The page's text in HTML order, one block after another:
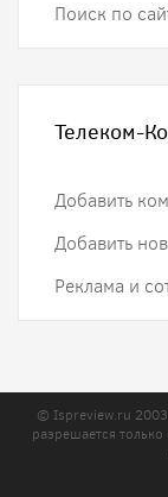
Поиск по
Телеком-
Добавить
Добавить
Реклама и
© Ispreview.ru
разрешается